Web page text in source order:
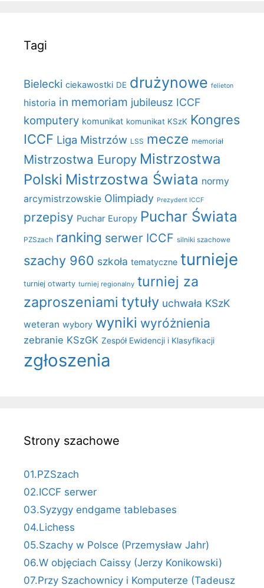
Tagi
Bielecki ciekawostki DE drużynowe felieton
historia in memoriam jubileusz ICCF
komputery komunikat komunikat KSzK Kongres
ICCF Liga Mistrzów LSS mecze memoriał
Mistrzostwa Europy Mistrzostwa
Polski Mistrzostwa Świata normy
arcymistrzowskie Olimpiady Prezydent ICCF
przepisy Puchar Europy Puchar Świata
PZSzach ranking serwer ICCF silniki szachowe
szachy 960 szkoła tematyczne turnieje
turniej otwarty turniej regionalny turniej za
zaproszeniami tytuły uchwała KSzK
weteran wybory wyniki wyróżnienia
zebranie KSzGK Zespół Ewidencji i Klasyfikacji
zgłoszenia
Strony szachowe
01.PZSzach
02.ICCF serwer
03.Syzygy endgame tablebases
04.Lichess
05.Szachy w Polsce (Przemysław Jahr)
06.W objęciach Caissy (Jerzy Konikowski)
07.Przy Szachownicy i Komputerze (Tadeusz